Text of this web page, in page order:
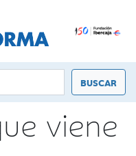
viene